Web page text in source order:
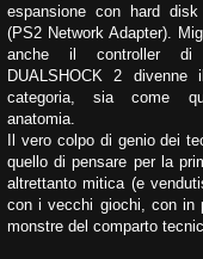
espansione con hard
(PS2 Network Adapter).
anche il controller
DUALSHOCK 2 divenne
categoria, sia come
anatomia.
Il vero colpo di genio dei
quello di pensare per la
altrettanto mitica (e
con i vecchi giochi, con in
monstre del comparto